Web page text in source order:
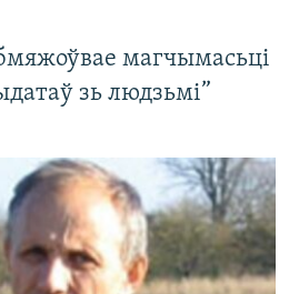
магчымасьці
зь людзьмі”